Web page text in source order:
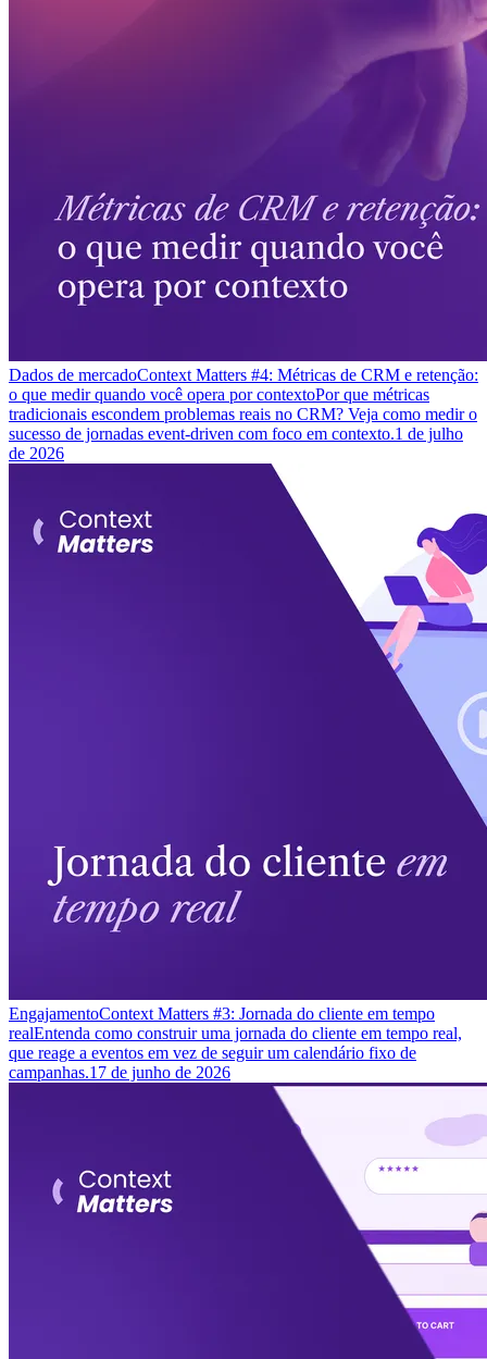
Dados de mercadoContext Matters #4: Métricas de CRM e retenção:
o que medir quando você opera por contextoPor que métricas
tradicionais escondem problemas reais no CRM? Veja como medir o
sucesso de jornadas event-driven com foco em contexto.1 de julho
de 2026
EngajamentoContext Matters #3: Jornada do cliente em tempo
realEntenda como construir uma jornada do cliente em tempo real,
que reage a eventos em vez de seguir um calendário fixo de
campanhas.17 de junho de 2026